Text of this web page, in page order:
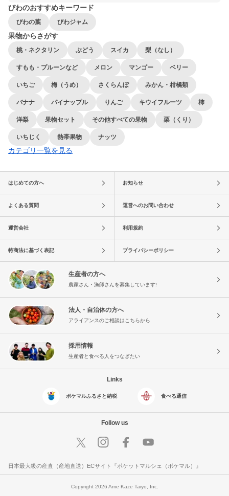
びわのおすすめキーワード
びわの葉 びわジャム
果物からさがす
桃・ネクタリン ぶどう スイカ 梨（なし）
すもも・プルーンなど メロン マンゴー ベリー
いちご 梅（うめ） さくらんぼ みかん・柑橘類
バナナ パイナップル りんご キウイフルーツ 柿
洋梨 果物セット その他すべての果物 栗（くり）
いちじく 熱帯果物 ナッツ
カテゴリ一覧を見る
はじめての方へ お知らせ
よくある質問 運営へのお問い合わせ
運営会社 利用規約
特商法に基づく表記 プライバシーポリシー
生産者の方へ
農家さん・漁師さんを募集しています!
法人・自治体の方へ
アライアンスのご相談はこちらから
採用情報
生産者と食べる人をつなぎたい
Links
ポケマルふるさと納税 食べる通信
Follow us
日本最大級の産直（産地直送）ECサイト『ポケットマルシェ（ポケマル）』
Copyright 2026 Ame Kaze Taiyo, Inc.